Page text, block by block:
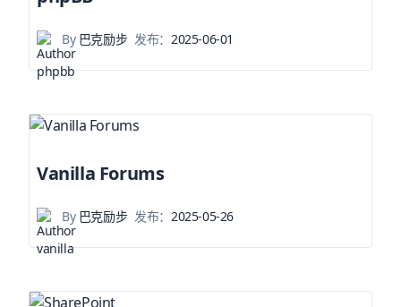
By巴克励步 发布：2025-06-01
Vanilla Forums
By巴克励步 发布：2025-05-26